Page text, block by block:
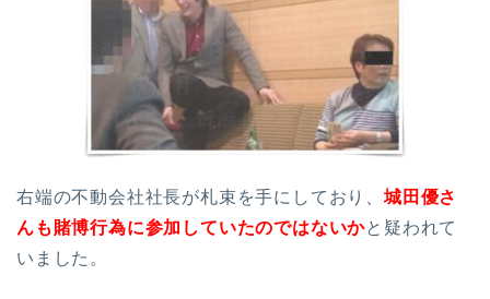
右端の不動会社社長が札束を手にしており、 城田優さ
んも賭博行為に参加していたのではないかと疑われて
いました。